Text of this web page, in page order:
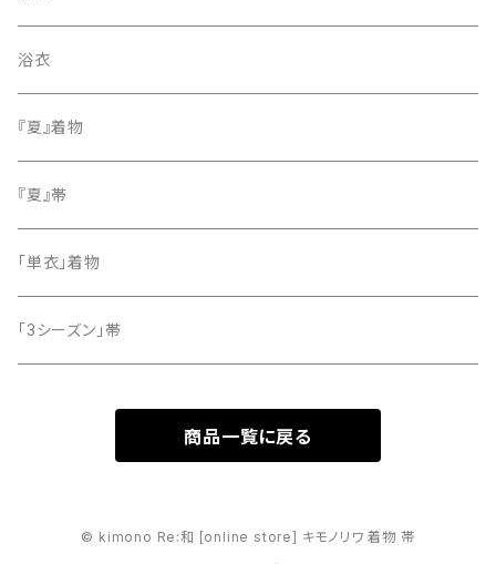
色無地
小紋
留袖
名古屋帯
浴衣
『夏』着物
『夏』帯
「単衣」着物
「3シーズン」帯
商品一覧に戻る
© kimono Re:和 [online store] キモノリワ 着物 帯